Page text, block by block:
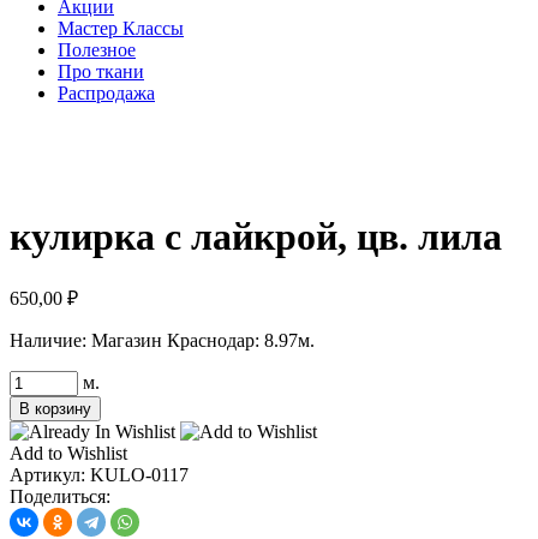
Акции
Мастер Классы
Полезное
Про ткани
Распродажа
кулирка с лайкрой, цв. лила
650,00 ₽
Наличие: Магазин Краснодар: 8.97м.
Количество
товара
кулирка
с
лайкрой,
цв.
лила
м.
В корзину
Add to Wishlist
Артикул: KULO-0117
Поделиться: